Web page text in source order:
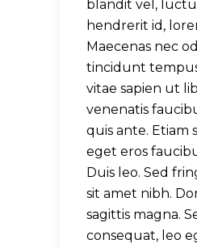
blandit vel,
hendrerit id,
Maecenas nec
tincidunt
vitae sapien ut
venenatis
quis ante. Etiam
eget eros
Duis leo. Sed
sit amet nibh.
sagittis magna.
consequat, leo